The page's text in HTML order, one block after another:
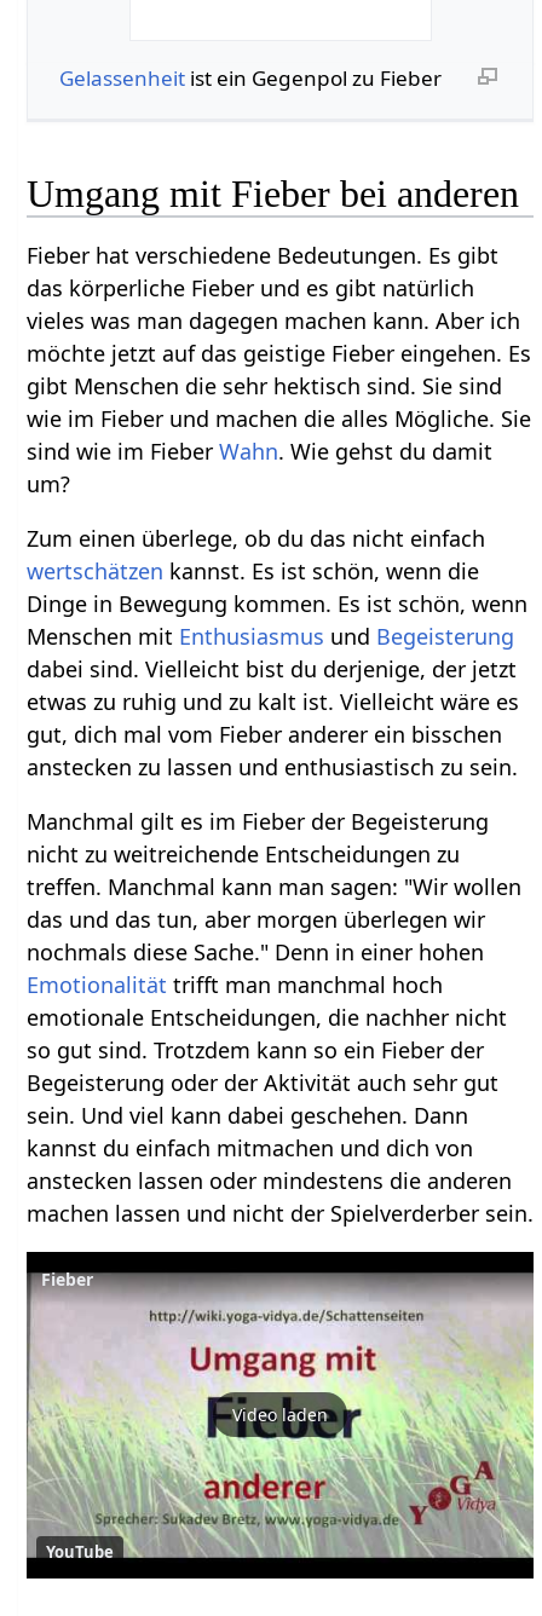
Gelassenheitist ein Gegenpol zu Fieber
Umgang mit Fieber bei anderen
Fieber hat verschiedene Bedeutungen. Es gibt
das körperliche Fieber und es gibt natürlich
vieles was man dagegen machen kann. Aber ich
möchte jetzt auf das geistige Fieber eingehen. Es
gibt Menschen die sehr hektisch sind. Sie sind
wie im Fieber und machen die alles Mögliche. Sie
sind wie im FieberWahn. Wie gehst du damit
um?
Zum einen überlege, ob du das nicht einfach
wertschätzen kannst. Es ist schön, wenn die
Dinge in Bewegung kommen. Es ist schön, wenn
Menschen mit Enthusiasmus und Begeisterung
dabei sind. Vielleicht bist du derjenige, der jetzt
etwas zu ruhig und zu kalt ist. Vielleicht wäre es
gut, dich mal vom Fieber anderer ein bisschen
anstecken zu lassen und enthusiastisch zu sein.
Manchmal gilt es im Fieber der Begeisterung
nicht zu weitreichende Entscheidungen zu
treffen. Manchmal kann man sagen: "Wir wollen
das und das tun, aber morgen überlegen wir
nochmals diese Sache." Denn in einer hohen
Emotionalität trifft man manchmal hoch
emotionale Entscheidungen, die nachher nicht
so gut sind. Trotzdem kann so ein Fieber der
Begeisterung oder der Aktivität auch sehr gut
sein. Und viel kann dabei geschehen. Dann
kannst du einfach mitmachen und dich von
anstecken lassen oder mindestens die anderen
machen lassen und nicht der Spielverderber sein.
Fieber
Video laden
YouTube